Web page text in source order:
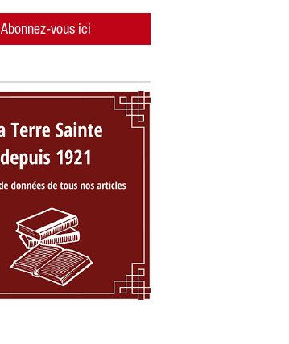
Abonnez-vous ici